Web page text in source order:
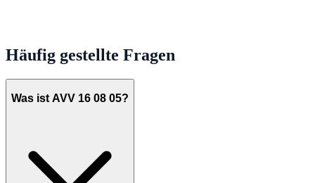
Häufig gestellte Fragen
Was ist AVV 16 08 05?